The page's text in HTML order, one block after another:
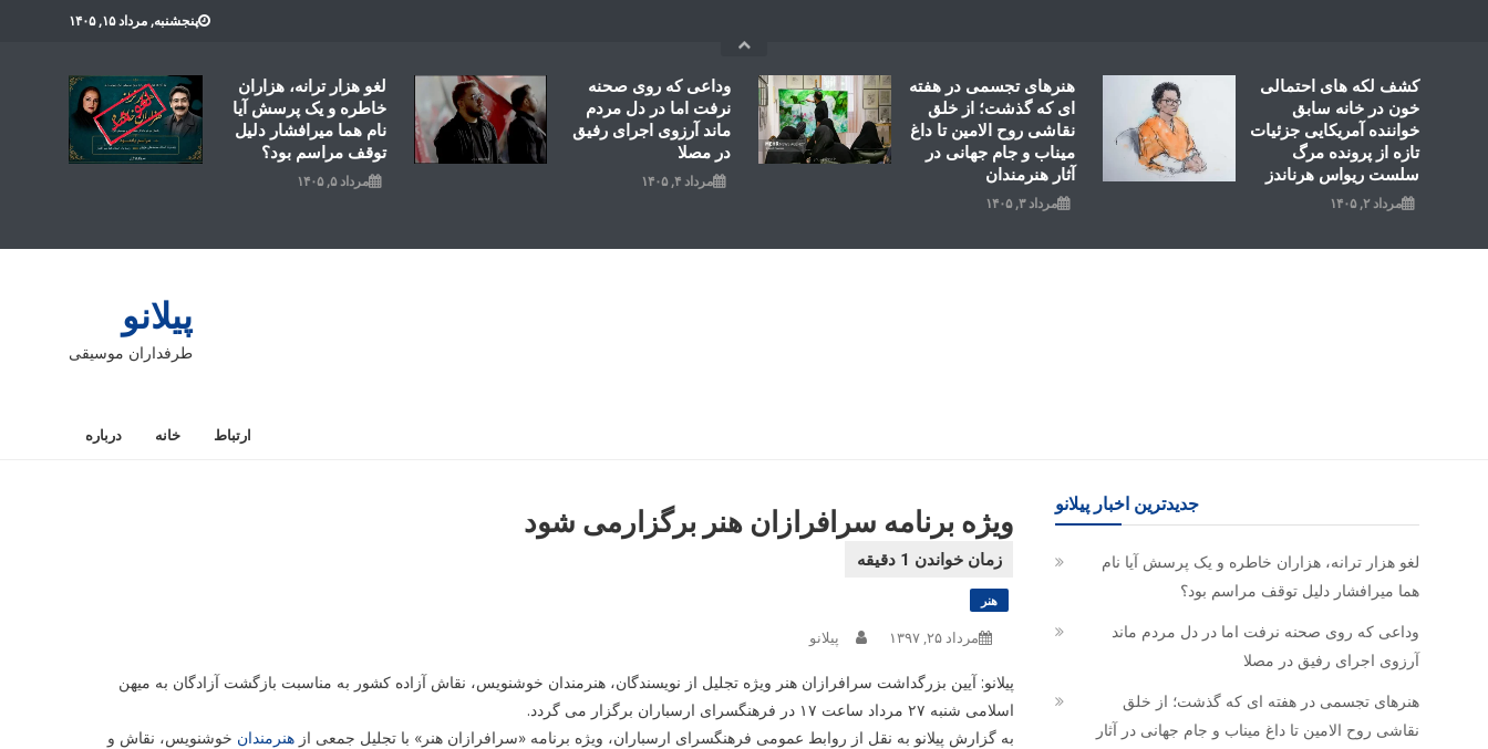
پنجشنبه, مرداد ۱۵, ۱۴۰۵
لغو هزار ترانه، هزاران
خاطره و یک پرسش آیا
نام هما میرافشار دلیل
توقف مراسم بود؟
مرداد ۵, ۱۴۰۵
وداعی که روی صحنه
نرفت اما در دل مردم
ماند آرزوی اجرای رفیق
در مصلا
مرداد ۴, ۱۴۰۵
هنرهای تجسمی در هفته
ای که گذشت؛ از خلق
نقاشی روح الامین تا داغ
میناب و جام جهانی در
آثار هنرمندان
مرداد ۳, ۱۴۰۵
کشف لکه های احتمالی
خون در خانه سابق
خواننده آمریکایی جزئیات
تازه از پرونده مرگ
سلست ریواس هرناندز
مرداد ۲, ۱۴۰۵
پیلانو
طرفداران موسیقی
ارتباط خانه درباره
ویژه برنامه سرافرازان هنر برگزارمی شود
هنر
مرداد ۲۵, ۱۳۹۷ پیلانو
پیلانو: آیین بزرگداشت سرافرازان هنر ویژه تجلیل از نویسندگان، هنرمندان خوشنویس، نقاش آزاده کشور به مناسبت بازگشت آزادگان به میهن
اسلامی شنبه ۲۷ مرداد ساعت ۱۷ در فرهنگسرای ارسباران برگزار می گردد.
به گزارش پیلانو به نقل از روابط عمومی فرهنگسرای ارسباران، ویژه برنامه «سرافرازان هنر» با تجلیل جمعی از هنرمندان خوشنویس، نقاش و
جدیدترین اخبار پیلانو
لغو هزار ترانه، هزاران خاطره و یک پرسش آیا نام
هما میرافشار دلیل توقف مراسم بود؟
وداعی که روی صحنه نرفت اما در دل مردم ماند
آرزوی اجرای رفیق در مصلا
هنرهای تجسمی در هفته ای که گذشت؛ از خلق
نقاشی روح الامین تا داغ میناب و جام جهانی در آثار